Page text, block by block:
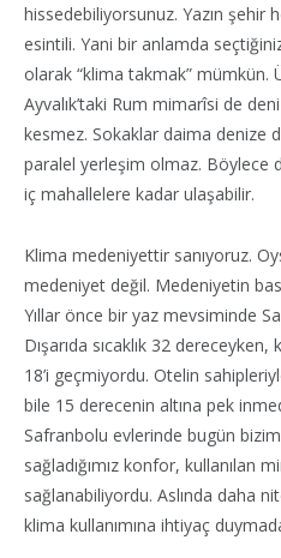
hissedebiliyorsunuz. Yazın şehir
esintili. Yani bir anlamda
olarak “klima takmak” mümkün.
Ayvalık’taki Rum mimarîsi de
kesmez. Sokaklar daima denize
paralel yerleşim olmaz. Böylece
iç mahallelere kadar ulaşabilir.
Klima medeniyettir sanıyoruz.
medeniyet değil. Medeniyetin
Yıllar önce bir yaz mevsiminde
Dışarıda sıcaklık 32 dereceyken,
18’i geçmiyordu. Otelin
bile 15 derecenin altına pek
Safranbolu evlerinde bugün
sağladığımız konfor, kullanılan
sağlanabiliyordu. Aslında daha
klima kullanımına ihtiyaç